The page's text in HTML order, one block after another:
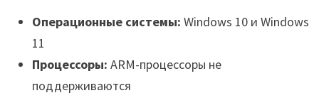
Операционные системы: Windows 10 и Windows
11
Процессоры: ARM-процессоры не
поддерживаются